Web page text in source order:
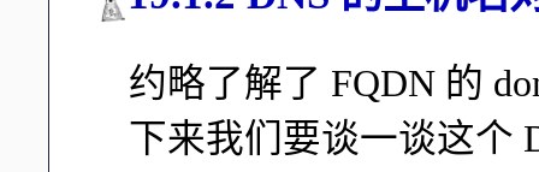
约略了解了 FQDN 的
下来我们要谈一谈这个